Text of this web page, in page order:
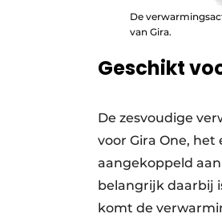
De
van Gira.
Geschikt
De zesvoudige
voor Gira One,
aangekoppeld
belangrijk daarbij
komt de